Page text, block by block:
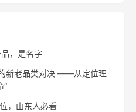
，是名字
新老品类对决 ——从定位理
”
，山东人必看